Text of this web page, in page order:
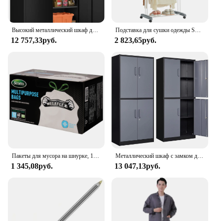
Высокий металлический шкаф для хранения с 2 дверцами, 72 дюйма, органайзер с 4 регулируемыми полками и 2 ключами для гаражей
12 757,33руб.
Подставка для сушки одежды SONGMICS, 4-ярусная Складная сушилка для белья, высотой 68,1 дюйма, стальная, вращающаяся сушилка для одежды и лошадей
2 823,65руб.
Пакеты для мусора на шнурке, 13 галлонов, 60 шт.
1 345,08руб.
Металлический шкаф с замком для хранения с 4 дверцами и 2 регулируемыми полками, запираемый высокий гаражный стальной шкаф 71 дюйма (серый, черный)
13 047,13руб.